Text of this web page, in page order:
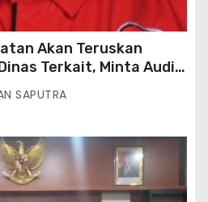
Akan Teruskan
Terkait, Minta Audit
Di Desa Budi
SAPUTRA